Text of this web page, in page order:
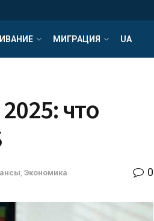
МИГРАЦИЯ UA
что
Экономика 0